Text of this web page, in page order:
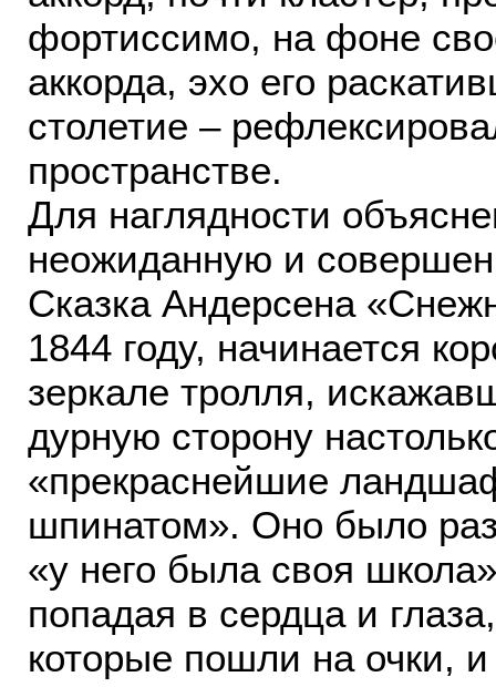
фортиссимо, на фоне
аккорда, эхо его
столетие –
пространстве.
Для наглядности
неожиданную и
Сказка Андерсена
1844 году, начинается
зеркале тролля,
дурную сторону
«прекраснейшие
шпинатом». Оно было
«у него была своя
попадая в сердца и
которые пошли на очки,